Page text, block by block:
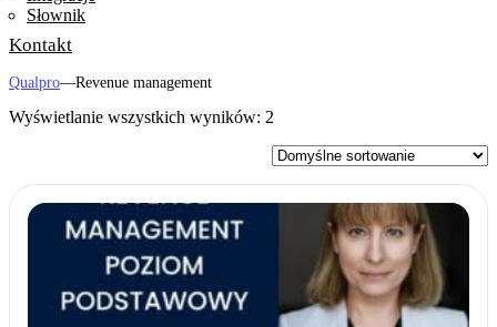
Słownik
Kontakt
Qualpro—Revenue management
Wyświetlanie wszystkich wyników: 2